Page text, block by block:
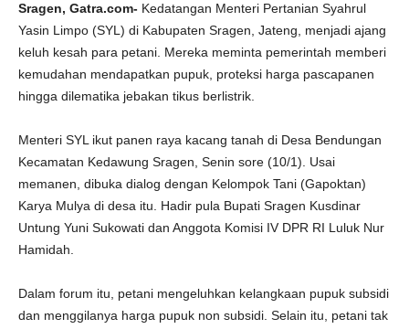
Sragen, Gatra.com- Kedatangan Menteri Pertanian Syahrul
Yasin Limpo (SYL) di Kabupaten Sragen, Jateng, menjadi ajang
keluh kesah para petani. Mereka meminta pemerintah memberi
kemudahan mendapatkan pupuk, proteksi harga pascapanen
hingga dilematika jebakan tikus berlistrik.
Menteri SYL ikut panen raya kacang tanah di Desa Bendungan
Kecamatan Kedawung Sragen, Senin sore (10/1). Usai
memanen, dibuka dialog dengan Kelompok Tani (Gapoktan)
Karya Mulya di desa itu. Hadir pula Bupati Sragen Kusdinar
Untung Yuni Sukowati dan Anggota Komisi IV DPR RI Luluk Nur
Hamidah.
Dalam forum itu, petani mengeluhkan kelangkaan pupuk subsidi
dan menggilanya harga pupuk non subsidi. Selain itu, petani tak